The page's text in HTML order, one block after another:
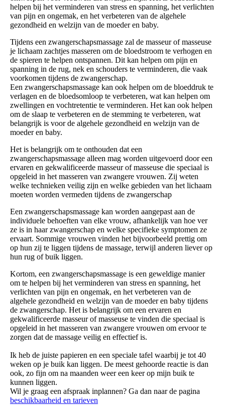
helpen bij het verminderen van stress en spanning, het verlichten
van pijn en ongemak, en het verbeteren van de algehele
gezondheid en welzijn van de moeder en baby.
Tijdens een zwangerschapsmassage zal de masseur of masseuse
je lichaam zachtjes masseren om de bloedstroom te verhogen en
de spieren te helpen ontspannen. Dit kan helpen om pijn en
spanning in de rug, nek en schouders te verminderen, die vaak
voorkomen tijdens de zwangerschap.
Een zwangerschapsmassage kan ook helpen om de bloeddruk te
verlagen en de bloedsomloop te verbeteren, wat kan helpen om
zwellingen en vochtretentie te verminderen. Het kan ook helpen
om de slaap te verbeteren en de stemming te verbeteren, wat
belangrijk is voor de algehele gezondheid en welzijn van de
moeder en baby.
Het is belangrijk om te onthouden dat een
zwangerschapsmassage alleen mag worden uitgevoerd door een
ervaren en gekwalificeerde masseur of masseuse die speciaal is
opgeleid in het masseren van zwangere vrouwen. Zij weten
welke technieken veilig zijn en welke gebieden van het lichaam
moeten worden vermeden tijdens de zwangerschap
Een zwangerschapsmassage kan worden aangepast aan de
individuele behoeften van elke vrouw, afhankelijk van hoe ver
ze is in haar zwangerschap en welke specifieke symptomen ze
ervaart. Sommige vrouwen vinden het bijvoorbeeld prettig om
op hun zij te liggen tijdens de massage, terwijl anderen liever op
hun rug of buik liggen.
Kortom, een zwangerschapsmassage is een geweldige manier
om te helpen bij het verminderen van stress en spanning, het
verlichten van pijn en ongemak, en het verbeteren van de
algehele gezondheid en welzijn van de moeder en baby tijdens
de zwangerschap. Het is belangrijk om een ervaren en
gekwalificeerde masseur of masseuse te vinden die speciaal is
opgeleid in het masseren van zwangere vrouwen om ervoor te
zorgen dat de massage veilig en effectief is.
Ik heb de juiste papieren en een speciale tafel waarbij je tot 40
weken op je buik kan liggen. De meest gehoorde reactie is dan
ook, zo fijn om na maanden weer een keer op mijn buik te
kunnen liggen.
Wil je graag een afspraak inplannen? Ga dan naar de pagina
beschikbaarheid en tarieven